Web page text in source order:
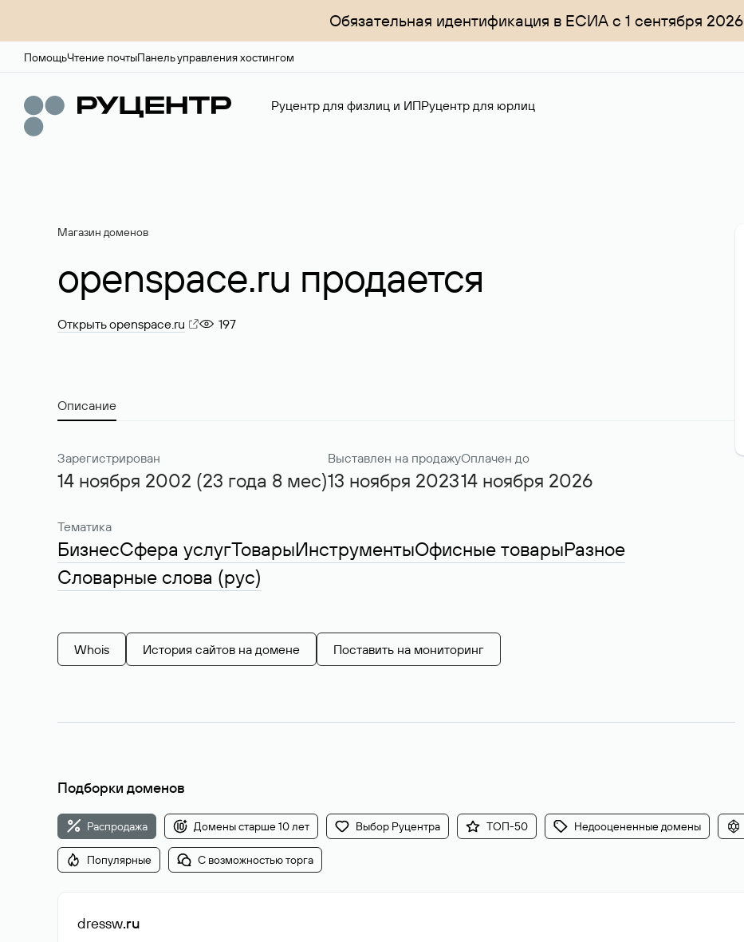
Обязательная идентификация в ЕСИА с 1 сентября 2026
ПомощьЧтение почтыПанель управления хостингом
Руцентр для физлиц и ИПРуцентр для юрлиц
Магазин доменов
openspace.ru продается
Открыть openspace.ru 197
Описание
Зарегистрирован
14 ноября 2002 (23 года 8 мес)
Выставлен на продажу
13 ноября 2023
Оплачен до
14 ноября 2026
Тематика
БизнесСфера услугТоварыИнструментыОфисные товарыРазное
Словарные слова (рус)
Whois История сайтов на домене Поставить на мониторинг
Подборки доменов
Распродажа Домены старше 10 лет Выбор Руцентра ТОП-50 Недооцененные домены
Популярные С возможностью торга
dressw.ru